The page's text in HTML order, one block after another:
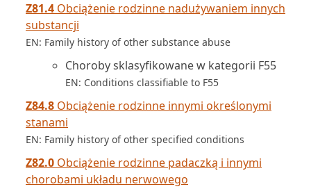
Z81.4 Obciążenie rodzinne nadużywaniem innych
substancji
EN: Family history of other substance abuse
Choroby sklasyfikowane w kategorii F55
EN: Conditions classifiable to F55
Z84.8 Obciążenie rodzinne innymi określonymi
stanami
EN: Family history of other specified conditions
Z82.0 Obciążenie rodzinne padaczką i innymi
chorobami układu nerwowego